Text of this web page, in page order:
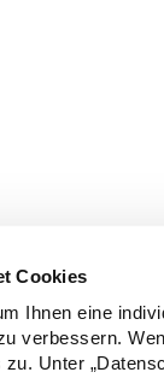
Cookies
Ihnen eine
verbessern.
Unter